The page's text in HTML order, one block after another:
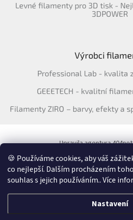
🍪 Používáme cookies, aby váš
co nejlepší. Dalším procházením
souhlas s jejich používáním.. Více
Nastavení
Levné filamenty pro 3D tisk -
3DPOWER
Výrobci
Professional Lab - kvalita
GEEETECH - kvalitní
Filamenty ZIRO – barvy, efekty a
Upravila agentura
Katalog filamentů
Vytvořil Shoptet &